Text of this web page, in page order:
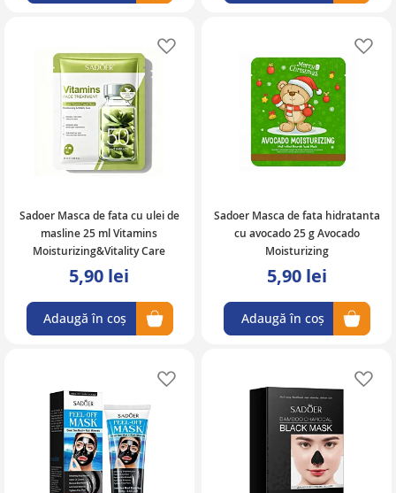
Sadoer Masca de fata cu ulei de
masline 25 ml Vitamins
Moisturizing&Vitality Care
5,90 lei
Adaugă în coș
Sadoer Masca de fata hidratanta
cu avocado 25 g Avocado
Moisturizing
5,90 lei
Adaugă în coș